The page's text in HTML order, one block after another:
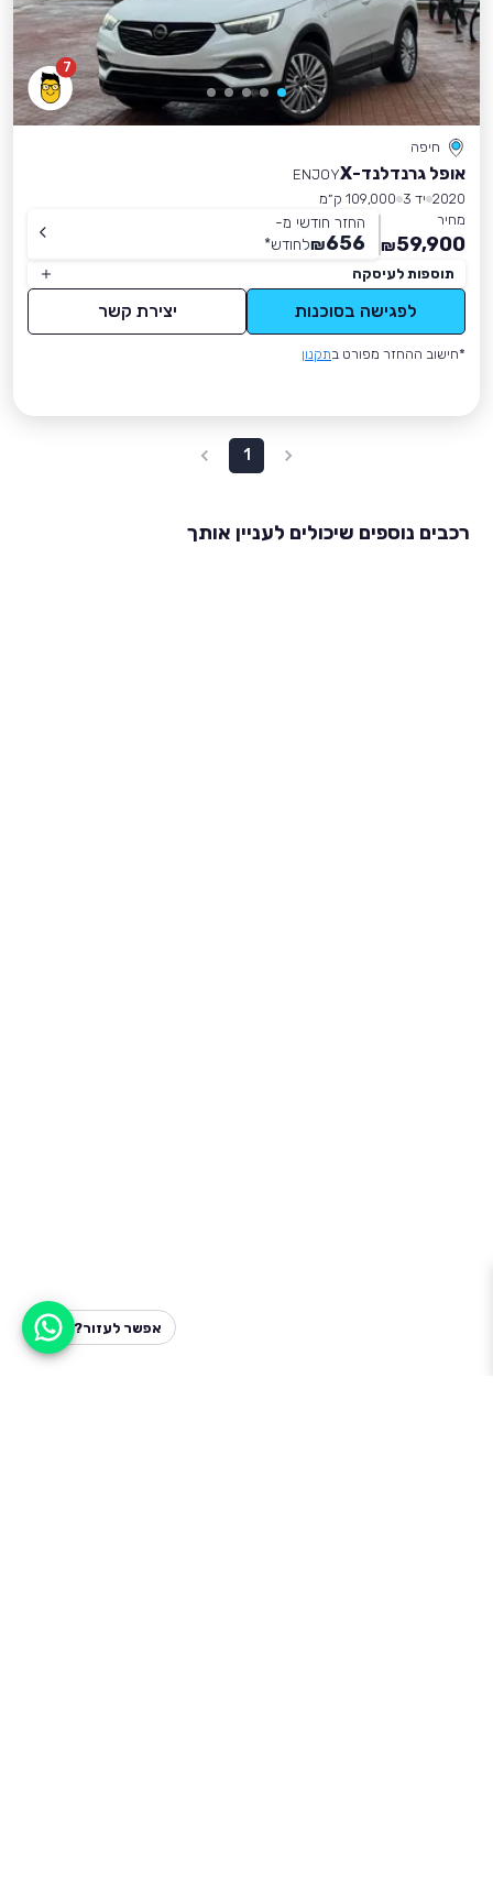
7
חיפה
אופל גרנדלנד-X
ENJOY
2020 יד 3
109,000 ק״מ
מחיר
59,900
₪
החזר חודשי מ-
656
₪לחודש*
תוספות לעיסקה
לפגישה בסוכנות יצירת קשר
*חישוב ההחזר מפורט בתקנון
1
רכבים נוספים שיכולים לעניין אותך
אפשר לעזור?